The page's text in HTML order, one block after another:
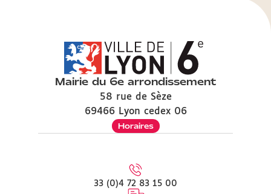
Mairie du 6e arrondissement
58 rue de Sèze
69466 Lyon cedex 06
Horaires
33 (0)4 72 83 15 00